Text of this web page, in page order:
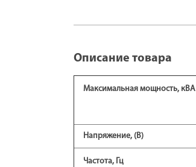
Описание товара
Максимальная мощность, кВA
Напряжение, (В)
Частота, Гц